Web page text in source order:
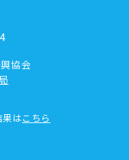
協会
果は こちら